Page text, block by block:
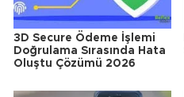
3D Secure Ödeme İşlemi
Doğrulama Sırasında Hata
Oluştu Çözümü 2026